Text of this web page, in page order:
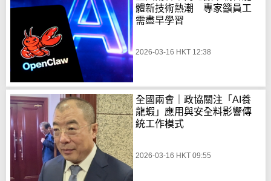
體新技術熱潮 專家籲員工
需盡早學習
2026-03-16 HKT 12:38
全國兩會｜政協關注「AI養
龍蝦」應用與安全料影響傳
統工作模式
2026-03-16 HKT 09:55